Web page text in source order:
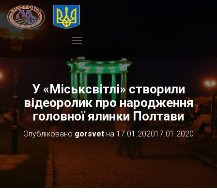
Е
Р
Е
М
К
Н
У
Т
И
Н
А
У «Міськсвітлі» створили
відеоролик про народження
головної ялинки Полтави
Опубліковано gorsvet на 17.01.202017.01.2020